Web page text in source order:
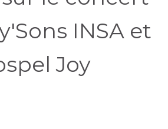
INSA et
Joy